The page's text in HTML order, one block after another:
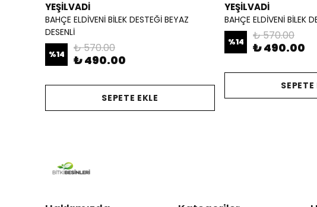
YEŞİLVADİ
BAHÇE ELDİVENİ BİLEK DESTEĞİ BEYAZ
DESENLİ
%14 ₺ 570.00
₺ 490.00
SEPETE EKLE
YEŞİLVADİ
BAHÇE ELDİVENİ BİLEK
%14 ₺ 570.00
₺ 490.00
SEPETE